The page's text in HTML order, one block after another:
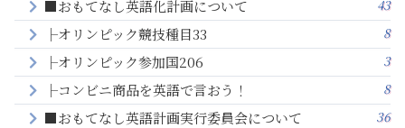
■おもてなし英語化計画について 43
├オリンピック競技種目33 8
├オリンピック参加国206 3
├コンビニ商品を英語で言おう！ 8
■おもてなし英語計画実行委員会について 36